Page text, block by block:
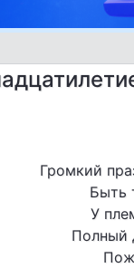
Громкий
Быть
У
Полный